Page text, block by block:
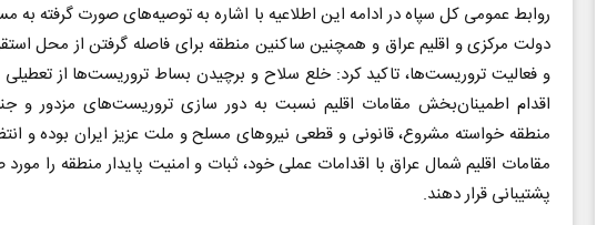
روابط عمومی کل سپاه در ادامه این اطلاعیه با اشاره به توصیه‌های صورت گرفته به
دولت مرکزی و اقلیم عراق و همچنین ساکنین منطقه برای فاصله گرفتن از محل
و فعالیت تروریست‌ها، تاکید کرد: خلع سلاح و برچیدن بساط تروریست‌ها از تعطیلی
اقدام اطمینان‌بخش مقامات اقلیم نسبت به دور سازی تروریست‌های مزدور و
منطقه خواسته مشروع، قانونی و قطعی نیروهای مسلح و ملت عزیز ایران بوده و
مقامات اقلیم شمال عراق با اقدامات عملی خود، ثبات و امنیت پایدار منطقه را
پشتیبانی قرار دهند.